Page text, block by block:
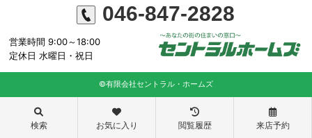
046-847-2828
営業時間 9:00～18:00
定休日 水曜日・祝日
©有限会社セントラル・ホームズ
検索 お気に入り 閲覧履歴 来店予約